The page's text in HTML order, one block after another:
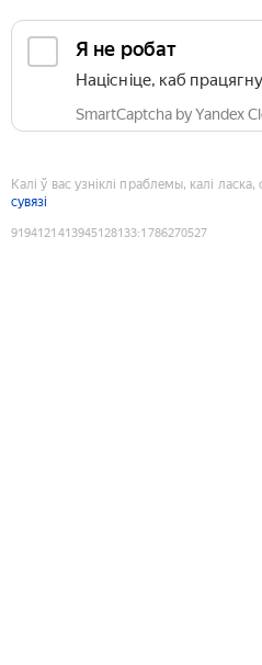
Я не робат
Націсніце, каб
SmartCaptcha by Yandex
Калі ў вас узніклі праблемы, калі
сувязі
9194121413945128133:1786270527